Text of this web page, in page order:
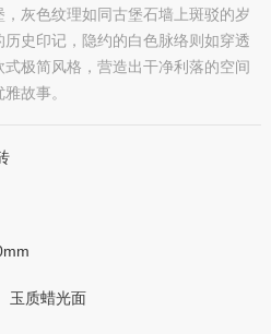
灰色纹理如同古堡石墙上斑驳的岁
史印记，隐约的白色脉络则如穿透
极简风格，营造出干净利落的空间
故事。
玉质蜡光面